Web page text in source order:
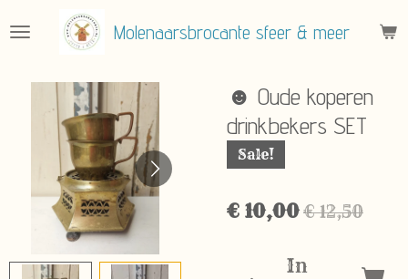
direct
hoofdinhoud
Molenaarsbrocante sfeer & meer
☻ Oude koperen
drinkbekers SET
Sale!
€ 10,00€ 12,50
In